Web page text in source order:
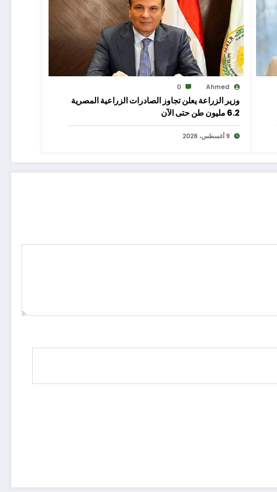
Ahmed
0
وزير الزراعة يعلن تجاوز الصادرات الزراعية المصرية
6.2 مليون طن حتى الآن
9 أغسطس، 2026